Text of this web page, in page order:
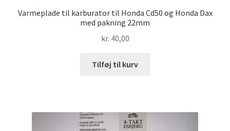
Varmeplade til karburator til Honda Cd50 og Honda Dax
med pakning 22mm
kr. 40,00
Tilføj til kurv